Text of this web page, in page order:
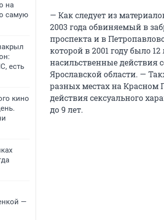
на
самую
есть
кино
—
— Как следует из
2003 года обвиняемый в
проспекта и в
которой в 2001 году было
насильственные действия
Ярославской области. —
разных местах на Красном
действия сексуального
до 9 лет.